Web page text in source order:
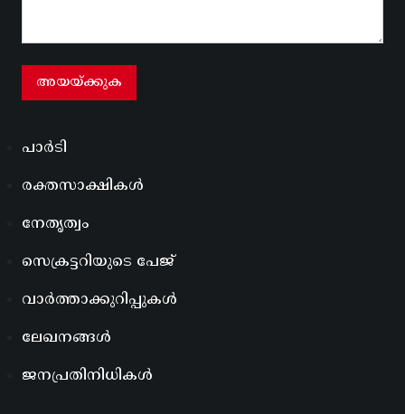
പാർടി
രക്തസാക്ഷികൾ
നേതൃത്വം
സെക്രട്ടറിയുടെ പേജ്
വാർത്താക്കുറിപ്പുകൾ
ലേഖനങ്ങൾ
ജനപ്രതിനിധികൾ